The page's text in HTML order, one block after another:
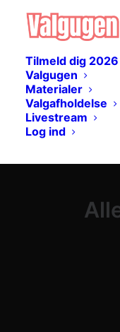
Tilmeld dig 2026
Valgugen
Materialer
Valgafholdelse
Livestream
Log ind